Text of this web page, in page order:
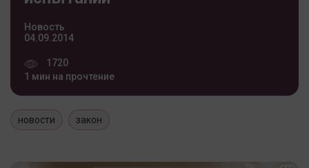
Новость
04.09.2014
1720
1 мин на прочтение
новости закон